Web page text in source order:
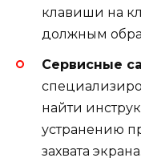
клавиши на
должным
Сервисные
найти
устранению
захвата